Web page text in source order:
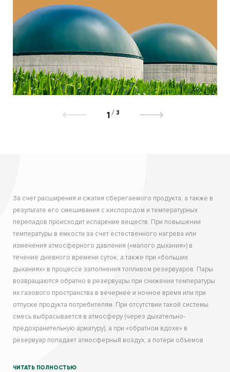
1/ 3
За счет расширения и сжатия сберегаемого продукта, а также в
результате его смешивания с кислородом и температурных
перепадов происходит испарение веществ. При повышении
температуры в емкости за счет естественного нагрева или
изменения атмосферного давления («малого дыхания») в
течение дневного времени суток, а также при «больших
дыханиях» в процессе заполнения топливом резервуаров. Пары
возвращаются обратно в резервуары при снижении температуры
их газового пространства в вечернее и ночное время или при
отпуске продукта потребителям. При отсутствии такой системы
смесь выбрасывается в атмосферу (через дыхательно-
предохранительную арматуру), а при «обратном вдохе» в
резервуар попадает атмосферный воздух, а потери объемов
ЧИТАТЬ ПОЛНОСТЬЮ